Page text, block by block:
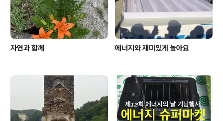
자연과 함께 에너지와 재미있게 놀아요